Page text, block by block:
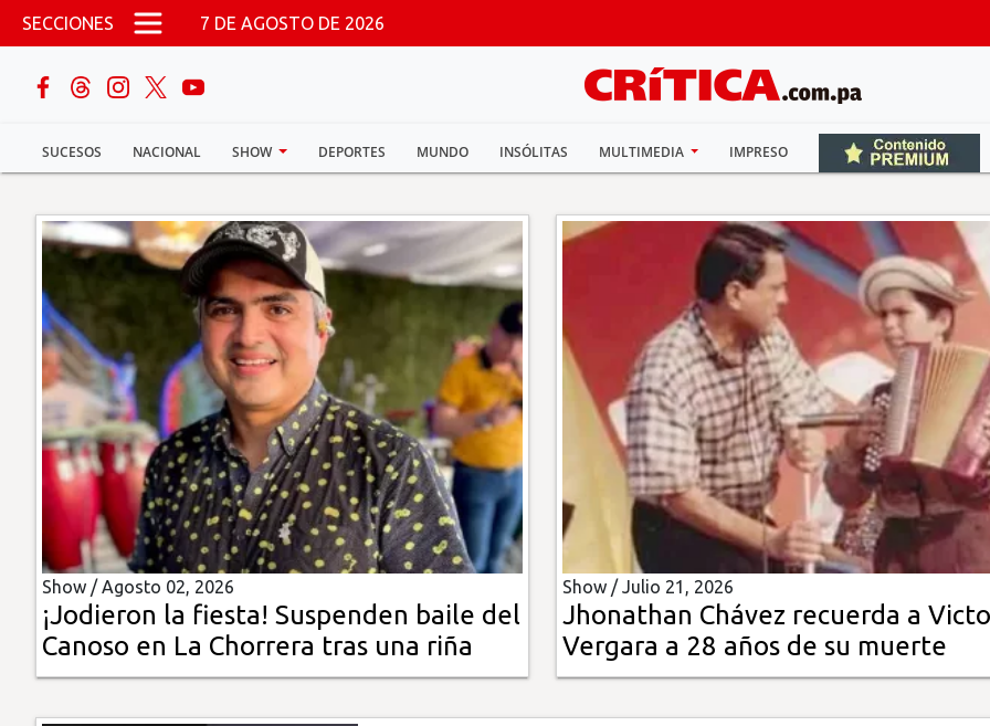
Pasar al contenido principal
SECCIONES 7 DE AGOSTO DE 2026
SUCESOS NACIONAL SHOW DEPORTES MUNDO INSÓLITAS MULTIMEDIA IMPRESO
buscar
Sucesos
Nacional
Política
Show
Deportes
Mundo
Insólitas
Multimedia
Impreso
Show /Agosto 02, 2026
¡Jodieron la fiesta! Suspenden baile del
Canoso en La Chorrera tras una riña
Show /Julio 21, 2026
Jhonathan Chávez recuerda a
Vergara a 28 años de su muerte